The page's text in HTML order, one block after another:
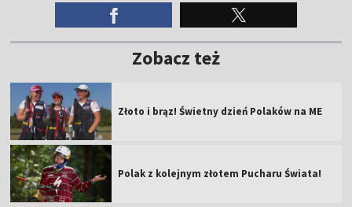
Zobacz też
Złoto i brąz! Świetny dzień Polaków na ME
Polak z kolejnym złotem Pucharu Świata!